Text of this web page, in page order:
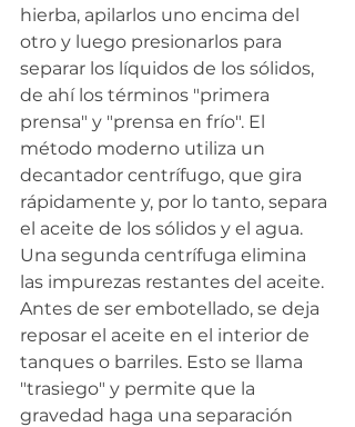
hierba, apilarlos uno encima del
otro y luego presionarlos para
separar los líquidos de los sólidos,
de ahí los términos "primera
prensa" y "prensa en frío". El
método moderno utiliza un
decantador centrífugo, que gira
rápidamente y, por lo tanto, separa
el aceite de los sólidos y el agua.
Una segunda centrífuga elimina
las impurezas restantes del aceite.
Antes de ser embotellado, se deja
reposar el aceite en el interior de
tanques o barriles. Esto se llama
"trasiego" y permite que la
gravedad haga una separación